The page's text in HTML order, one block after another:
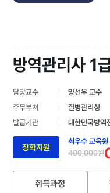
방역관리사 1
담당교수
양선우 교수
주무부처
질병관리청
발급기관
대한민국방역
장학지원
최우수 교육원
400,000원
취득과정